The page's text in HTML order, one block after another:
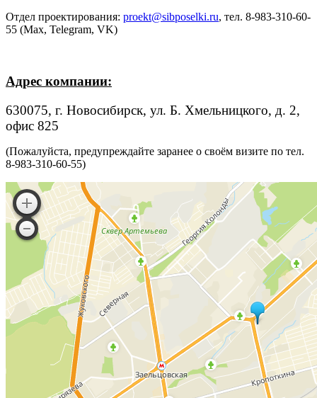
Отдел проектирования: proekt@sibposelki.ru, тел. 8-983-310-60-
55 (Max, Telegram, VK)
Адрес компании:
630075, г. Новосибирск, ул. Б. Хмельницкого, д. 2,
офис 825
(Пожалуйста, предупреждайте заранее о своём визите по тел.
8-983-310-60-55)